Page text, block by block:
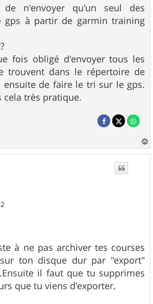
de n'envoyer qu'un seul des
gps à partir de garmin training
fois obligé d'envoyer tous les
trouvent dans le répertoire de
ensuite de faire le tri sur le gps.
cela très pratique.
a
à ne pas archiver tes courses
ton disque dur par "export"
il faut que tu supprimes
que tu viens d'exporter.